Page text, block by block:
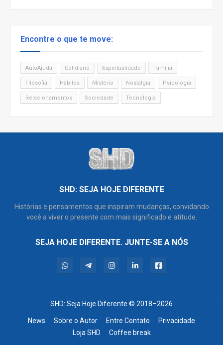
Encontre o que te move:
AutoAjuda Cotidiano Espiritualidade Família
Filosofia Hábitos Mistério Nostalgia Psicologia
Relacionamentos Sociedade Tecnologia
SHD: SEJA HOJE DIFERENTE
Histórias e pensamentos que inspiram mudanças, convidando
você a viver o presente com mais significado e atitude.
SEJA HOJE DIFERENTE. JUNTE-SE A NÓS
SHD: Seja Hoje Diferente © 2018–2026
News Sobre o Autor Entre Contato
Privacidade
Loja SHD
Coffee break